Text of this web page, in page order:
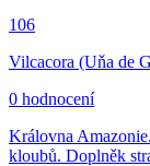
106
Vilcacora (Uňa de
0 hodnocení
Královna
kloubů. Doplněk